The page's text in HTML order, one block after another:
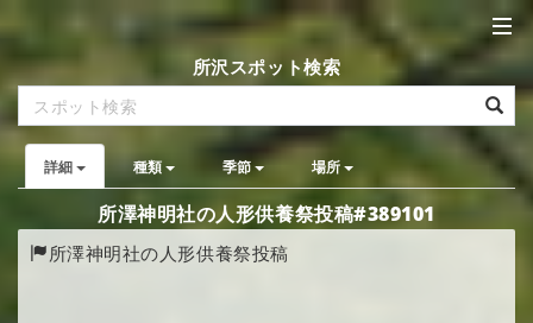
所沢スポット検索
詳細 種類 季節 場所
所澤神明社の人形供養祭投稿#389101
所澤神明社の人形供養祭投稿